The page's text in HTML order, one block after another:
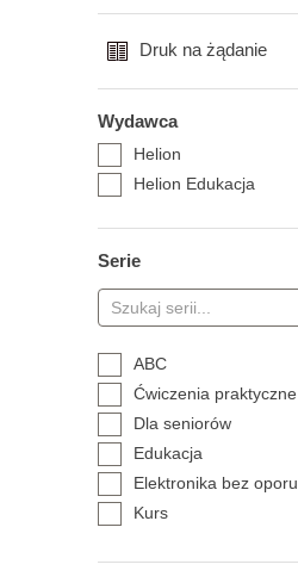
Druk na żądanie
Wydawca
Helion
Helion Edukacja
Serie
ABC
Ćwiczenia praktyczne
Dla seniorów
Edukacja
Elektronika bez oporu
Kurs